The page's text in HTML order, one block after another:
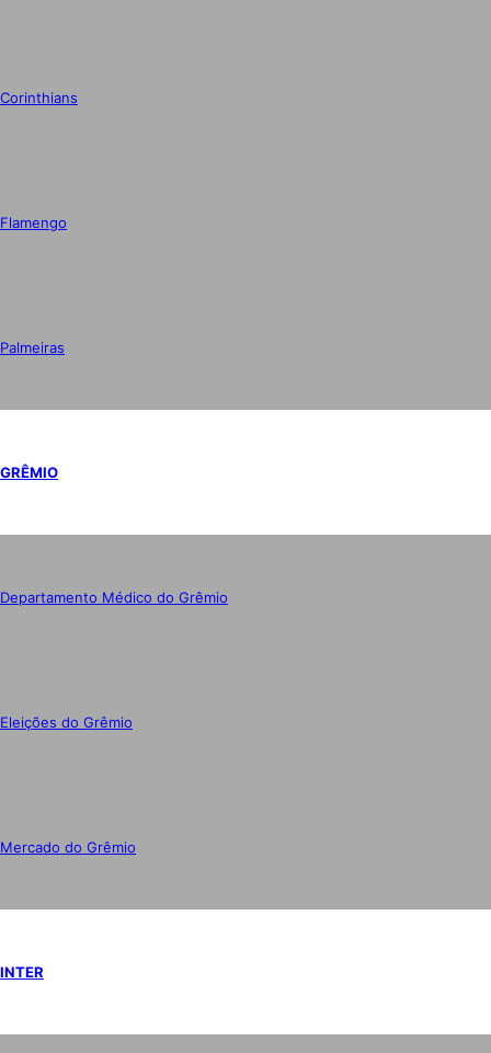
Corinthians
Flamengo
Palmeiras
GRÊMIO
Departamento Médico do Grêmio
Eleições do Grêmio
Mercado do Grêmio
INTER